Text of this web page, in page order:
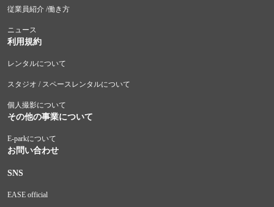
従業員紹介 /働き方
ニュース
利用規約
レンタルについて
スタジオ / スペースレンタルについて
個人撮影について
その他の事業について
E-parkについて
お問い合わせ
SNS
EASE official